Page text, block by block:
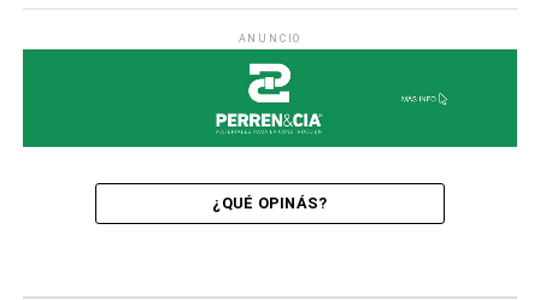
ANUNCIO
¿QUÉ OPINÁS?